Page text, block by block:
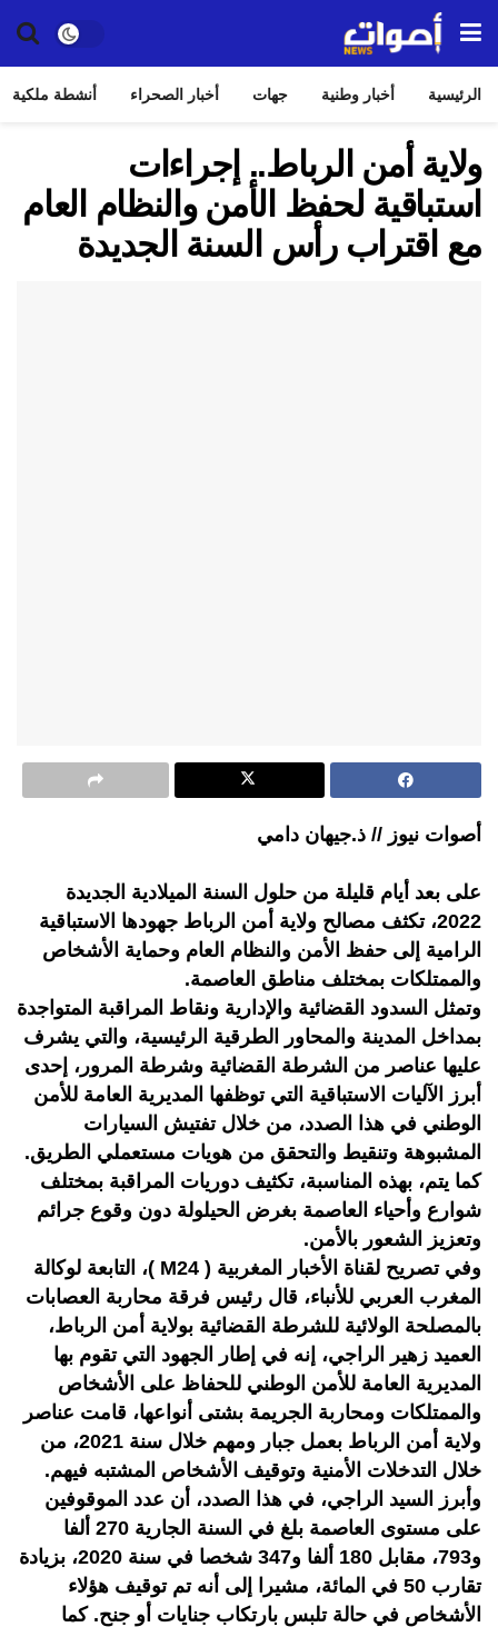
الرئيسية أخبار وطنية جهات أخبار الصحراء أنشطة ملكية
ولاية أمن الرباط.. إجراءات
استباقية لحفظ الأمن والنظام العام
مع اقتراب رأس السنة الجديدة
أصوات نيوز // ذ.جيهان دامي
على بعد أيام قليلة من حلول السنة الميلادية الجديدة
2022، تكثف مصالح ولاية أمن الرباط جهودها الاستباقية
الرامية إلى حفظ الأمن والنظام العام وحماية الأشخاص
والممتلكات بمختلف مناطق العاصمة.
وتمثل السدود القضائية والإدارية ونقاط المراقبة المتواجدة
بمداخل المدينة والمحاور الطرقية الرئيسية، والتي يشرف
عليها عناصر من الشرطة القضائية وشرطة المرور، إحدى
أبرز الآليات الاستباقية التي توظفها المديرية العامة للأمن
الوطني في هذا الصدد، من خلال تفتيش السيارات
المشبوهة وتنقيط والتحقق من هويات مستعملي الطريق.
كما يتم، بهذه المناسبة، تكثيف دوريات المراقبة بمختلف
شوارع وأحياء العاصمة بغرض الحيلولة دون وقوع جرائم
وتعزيز الشعور بالأمن.
وفي تصريح لقناة الأخبار المغربية ( M24 )، التابعة لوكالة
المغرب العربي للأنباء، قال رئيس فرقة محاربة العصابات
بالمصلحة الولائية للشرطة القضائية بولاية أمن الرباط،
العميد زهير الراجي، إنه في إطار الجهود التي تقوم بها
المديرية العامة للأمن الوطني للحفاظ على الأشخاص
والممتلكات ومحاربة الجريمة بشتى أنواعها، قامت عناصر
ولاية أمن الرباط بعمل جبار ومهم خلال سنة 2021، من
خلال التدخلات الأمنية وتوقيف الأشخاص المشتبه فيهم.
وأبرز السيد الراجي، في هذا الصدد، أن عدد الموقوفين
على مستوى العاصمة بلغ في السنة الجارية 270 ألفا
و793، مقابل 180 ألفا و347 شخصا في سنة 2020، بزيادة
تقارب 50 في المائة، مشيرا إلى أنه تم توقيف هؤلاء
الأشخاص في حالة تلبس بارتكاب جنايات أو جنح. كما